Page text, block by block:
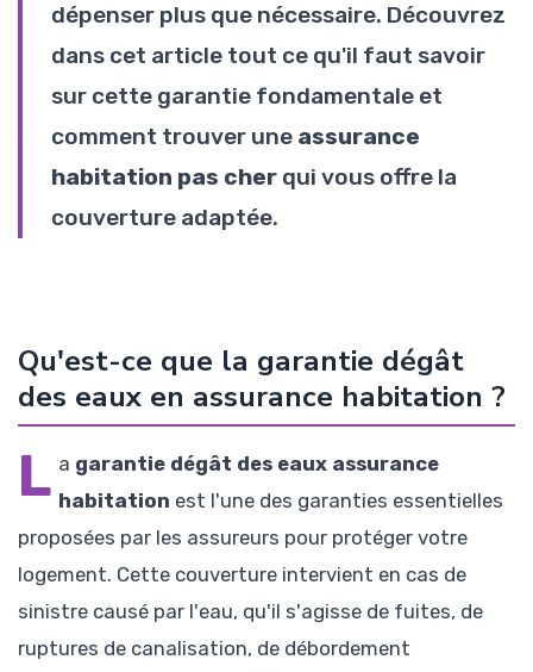
dépenser plus que nécessaire. Découvrez
dans cet article tout ce qu'il faut savoir
sur cette garantie fondamentale et
comment trouver une assurance
habitation pas cher qui vous offre la
couverture adaptée.
Qu'est-ce que la garantie dégât
des eaux en assurance habitation ?
L a garantie dégât des eaux assurance
habitation est l'une des garanties essentielles
proposées par les assureurs pour protéger votre
logement. Cette couverture intervient en cas de
sinistre causé par l'eau, qu'il s'agisse de fuites, de
ruptures de canalisation, de débordement